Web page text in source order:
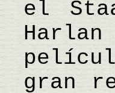
el
Harlan
gran